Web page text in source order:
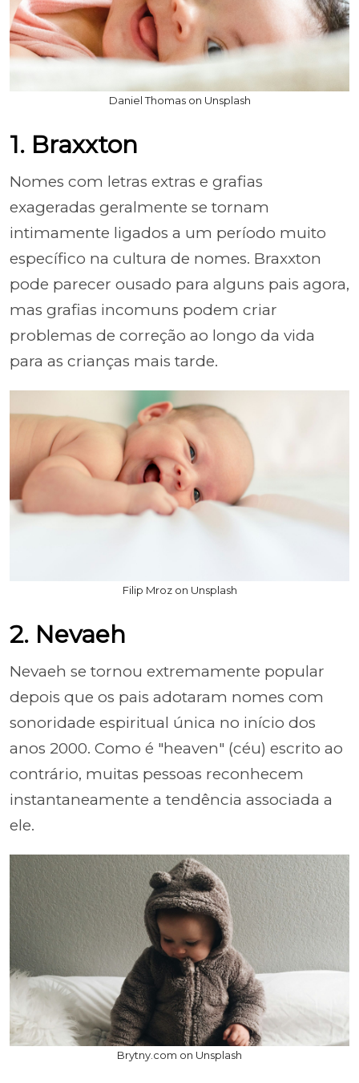
Daniel Thomas on Unsplash
1. Braxxton
Nomes com letras extras e grafias
exageradas geralmente se tornam
intimamente ligados a um período muito
específico na cultura de nomes. Braxxton
pode parecer ousado para alguns pais agora,
mas grafias incomuns podem criar
problemas de correção ao longo da vida
para as crianças mais tarde.
Filip Mroz on Unsplash
2. Nevaeh
Nevaeh se tornou extremamente popular
depois que os pais adotaram nomes com
sonoridade espiritual única no início dos
anos 2000. Como é "heaven" (céu) escrito ao
contrário, muitas pessoas reconhecem
instantaneamente a tendência associada a
ele.
Brytny.com on Unsplash